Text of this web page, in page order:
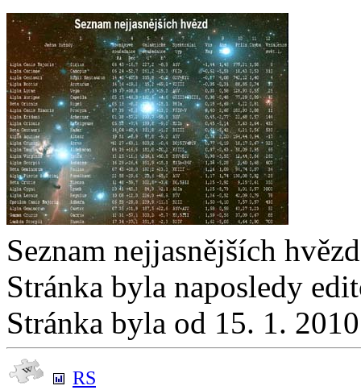
Seznam nejjasnějších hvězd
Stránka byla naposledy
Stránka byla od 15. 1.
RS